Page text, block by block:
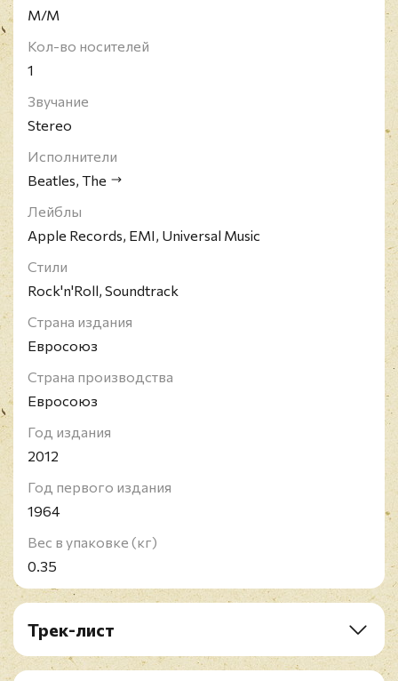
где на первом месте разместилась работа Битлз
M/M
Кол-во носителей
1
Звучание
Stereo
Исполнители
Beatles, The
Лейблы
Apple Records, EMI, Universal Music
Стили
Rock'n'Roll, Soundtrack
Страна издания
Евросоюз
Страна производства
Евросоюз
Год издания
2012
Год первого издания
1964
Вес в упаковке (кг)
0.35
Трек-лист
A1. A Hard Day's Night
A2. I Should Have Known Better